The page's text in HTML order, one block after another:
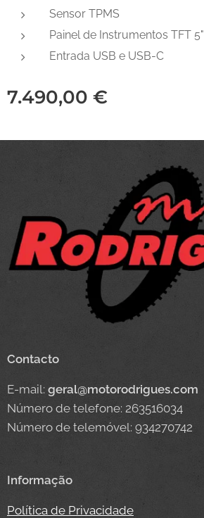
Sensor TPMS
Painel de Instrumentos TFT 5"
Entrada USB e USB-C
7.490,00 €
Contacto
E-mail: geral@motorodrigues.com
Número de telefone: 263516034
Número de telemóvel: 934270742
Informação
Política de Privacidade